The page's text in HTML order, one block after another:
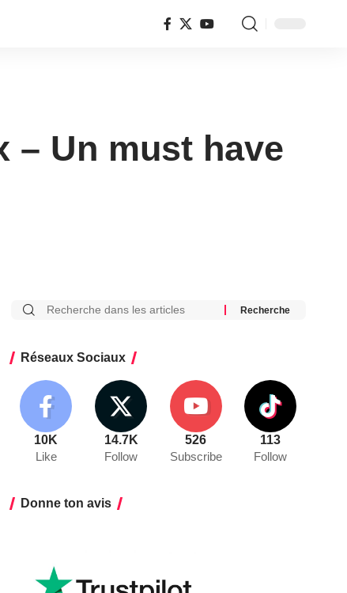
– Un must have
Réseaux Sociaux
10K
Like
14.7K
Follow
526
Subscribe
113
Follow
Donne ton avis